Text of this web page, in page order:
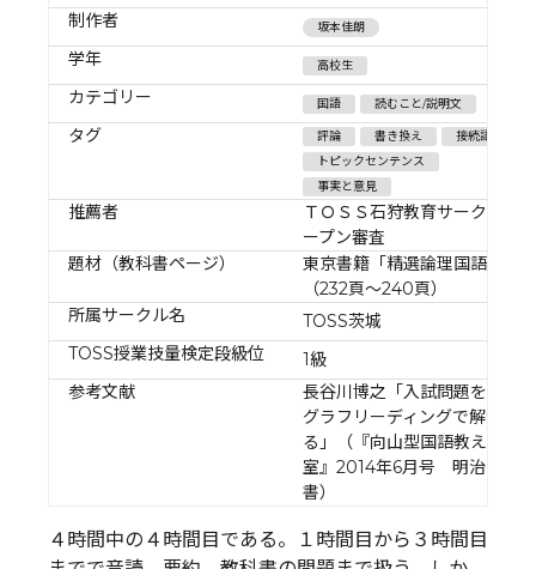
制作者
坂本佳朗
学年 高校生
カテゴリー 国語 読むこと/説明文
タグ 評論 書き換え
接続語
トピックセンテンス
事実と意見
推薦者
ＴＯＳＳ石狩教育サークルオ
ープン審査
題材（教科書ページ）
東京書籍「精選論理国語」
（232頁～240頁）
所属サークル名
TOSS茨城
TOSS授業技量検定段級位
1級
参考文献
長谷川博之「入試問題をパラ
グラフリーディングで解かせ
る」（『向山型国語教え方教
室』2014年6月号 明治図
書）
４時間中の４時間目である。１時間目から３時間目